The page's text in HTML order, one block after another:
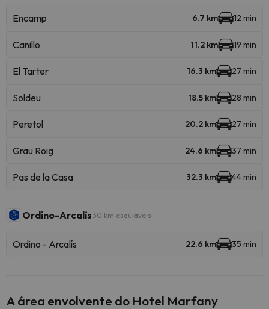
Encamp 6.7 km 12 min
Canillo 11.2 km 19 min
El Tarter 16.3 km 27 min
Soldeu 18.5 km 28 min
Peretol 20.2 km 27 min
Grau Roig 24.6 km 37 min
Pas de la Casa 32.3 km 44 min
Ordino-Arcalís 30 km esquiáveis
Ordino - Arcalís 22.6 km 35 min
A área envolvente do Hotel Marfany